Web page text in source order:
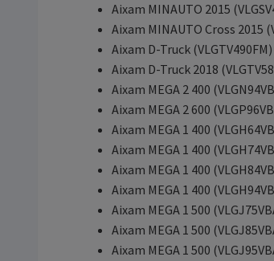
Aixam MINAUTO 2015
Aixam MINAUTO Cross 2015
Aixam D-Truck (VLGTV490FM)
Aixam D-Truck 2018
Aixam MEGA 2 400
Aixam MEGA 2 600
Aixam MEGA 1 400
Aixam MEGA 1 400
Aixam MEGA 1 400
Aixam MEGA 1 400
Aixam MEGA 1 500
Aixam MEGA 1 500
Aixam MEGA 1 500